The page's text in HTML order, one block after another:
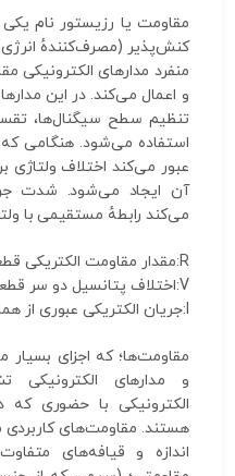
مقاومت يا رزیستور نام
کنش‌پذیر (مصرف‌کنندهٔ
منفرد مدارهای الکترونیکی
و اعمال می‌کند. در این
تنظیم سطح سیگنال‌ها،
استفاده می‌شود. هنگامی
عبور می‌کند اختلاف ولتاژی
آن ایجاد می‌شود. شدت
می‌کند رابطهٔ مستقیمی با
R:مقدار مقاومت الکتریکی قطعهٔ مقاوم در یکای اهم.
V:اختلاف پتانسیل دو سر قطعهٔ مقاوم در یکای ولت.
I:جریان الکتریکی عبوری از همان شی در یکای آمپر است.
مقاومت‌ها؛ که اجزای بسیار
و مدارهای الکترونیکی
الکترونیکی با حضوری که
هستند. مقاومت‌های کاربردی
اندازه و قیافه‌های